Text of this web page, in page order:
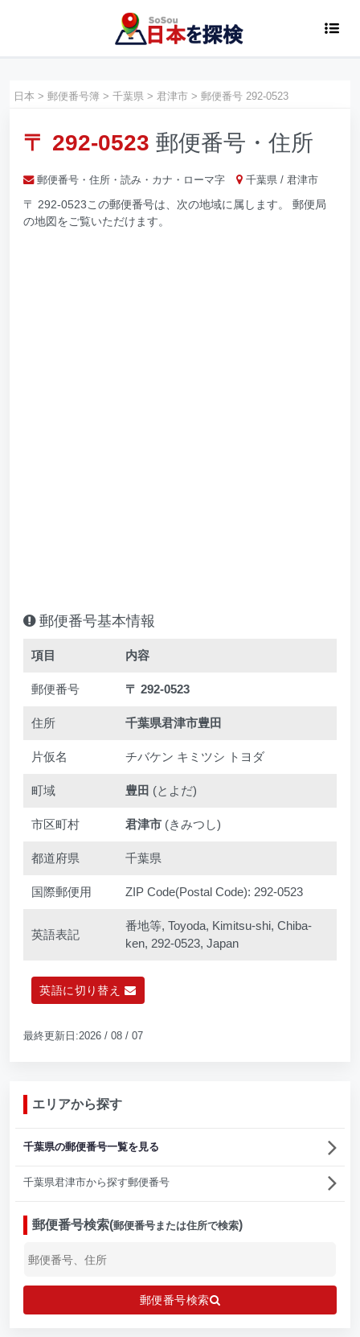
日本 > 郵便番号簿 > 千葉県 > 君津市 > 郵便番号 292-0523
〒 292-0523 郵便番号・住所
郵便番号・住所・読み・カナ・ローマ字 千葉県 / 君津市
〒 292-0523この郵便番号は、次の地域に属します。 郵便局
の地図をご覧いただけます。
郵便番号基本情報
項目 内容
郵便番号 〒 292-0523
住所 千葉県君津市豊田
片仮名 チバケン キミツシ トヨダ
町域 豊田 (とよだ)
市区町村 君津市 (きみつし)
都道府県 千葉県
国際郵便用 ZIP Code(Postal Code): 292-0523
英語表記
番地等, Toyoda, Kimitsu-shi, Chiba-
ken, 292-0523, Japan
英語に切り替え
最終更新日:2026 / 08 / 07
エリアから探す
千葉県の郵便番号一覧を見る
千葉県君津市から探す郵便番号
郵便番号検索(郵便番号または住所で検索)
郵便番号検索